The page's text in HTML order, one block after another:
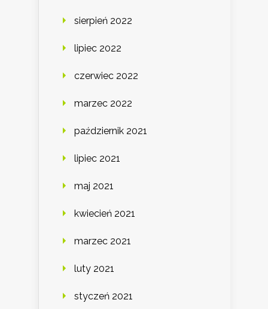
sierpień 2022
lipiec 2022
czerwiec 2022
marzec 2022
październik 2021
lipiec 2021
maj 2021
kwiecień 2021
marzec 2021
luty 2021
styczeń 2021